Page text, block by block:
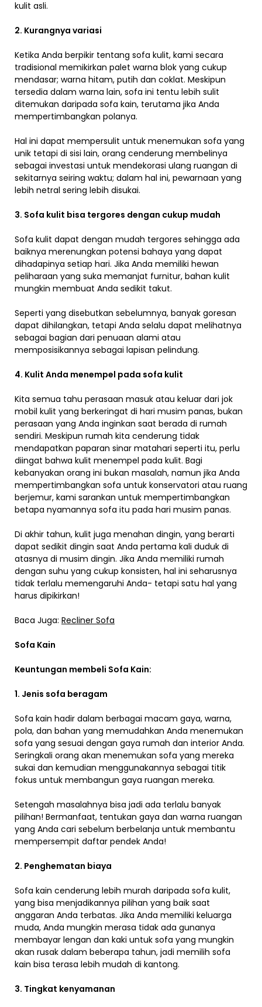
kulit asli.
2. Kurangnya variasi
Ketika Anda berpikir tentang sofa kulit, kami secara
tradisional memikirkan palet warna blok yang cukup
mendasar; warna hitam, putih dan coklat. Meskipun
tersedia dalam warna lain, sofa ini tentu lebih sulit
ditemukan daripada sofa kain, terutama jika Anda
mempertimbangkan polanya.
Hal ini dapat mempersulit untuk menemukan sofa yang
unik tetapi di sisi lain, orang cenderung membelinya
sebagai investasi untuk mendekorasi ulang ruangan di
sekitarnya seiring waktu; dalam hal ini, pewarnaan yang
lebih netral sering lebih disukai.
3. Sofa kulit bisa tergores dengan cukup mudah
Sofa kulit dapat dengan mudah tergores sehingga ada
baiknya merenungkan potensi bahaya yang dapat
dihadapinya setiap hari. Jika Anda memiliki hewan
peliharaan yang suka memanjat furnitur, bahan kulit
mungkin membuat Anda sedikit takut.
Seperti yang disebutkan sebelumnya, banyak goresan
dapat dihilangkan, tetapi Anda selalu dapat melihatnya
sebagai bagian dari penuaan alami atau
memposisikannya sebagai lapisan pelindung.
4. Kulit Anda menempel pada sofa kulit
Kita semua tahu perasaan masuk atau keluar dari jok
mobil kulit yang berkeringat di hari musim panas, bukan
perasaan yang Anda inginkan saat berada di rumah
sendiri. Meskipun rumah kita cenderung tidak
mendapatkan paparan sinar matahari seperti itu, perlu
diingat bahwa kulit menempel pada kulit. Bagi
kebanyakan orang ini bukan masalah, namun jika Anda
mempertimbangkan sofa untuk konservatori atau ruang
berjemur, kami sarankan untuk mempertimbangkan
betapa nyamannya sofa itu pada hari musim panas.
Di akhir tahun, kulit juga menahan dingin, yang berarti
dapat sedikit dingin saat Anda pertama kali duduk di
atasnya di musim dingin. Jika Anda memiliki rumah
dengan suhu yang cukup konsisten, hal ini seharusnya
tidak terlalu memengaruhi Anda- tetapi satu hal yang
harus dipikirkan!
Baca Juga: Recliner Sofa
Sofa Kain
Keuntungan membeli Sofa Kain:
1. Jenis sofa beragam
Sofa kain hadir dalam berbagai macam gaya, warna,
pola, dan bahan yang memudahkan Anda menemukan
sofa yang sesuai dengan gaya rumah dan interior Anda.
Seringkali orang akan menemukan sofa yang mereka
sukai dan kemudian menggunakannya sebagai titik
fokus untuk membangun gaya ruangan mereka.
Setengah masalahnya bisa jadi ada terlalu banyak
pilihan! Bermanfaat, tentukan gaya dan warna ruangan
yang Anda cari sebelum berbelanja untuk membantu
mempersempit daftar pendek Anda!
2. Penghematan biaya
Sofa kain cenderung lebih murah daripada sofa kulit,
yang bisa menjadikannya pilihan yang baik saat
anggaran Anda terbatas. Jika Anda memiliki keluarga
muda, Anda mungkin merasa tidak ada gunanya
membayar lengan dan kaki untuk sofa yang mungkin
akan rusak dalam beberapa tahun, jadi memilih sofa
kain bisa terasa lebih mudah di kantong.
3. Tingkat kenyamanan